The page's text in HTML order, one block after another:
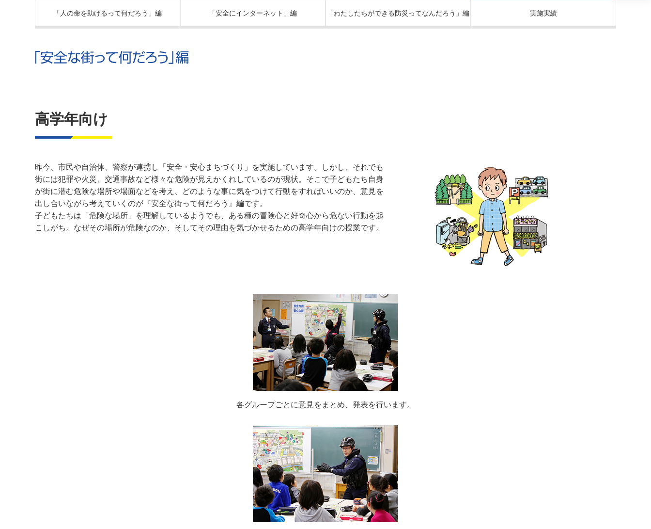
「人の命を助けるって何だろう」編 「安全にインターネット」編 「わたしたちができる防災ってなんだろう」編 実施実績
高学年向け
昨今、市民や自治体、警察が連携し「安全・安心まちづくり」を実施しています。しかし、それでも
街には犯罪や火災、交通事故など様々な危険が見えかくれしているのが現状。そこで子どもたち自身
が街に潜む危険な場所や場面などを考え、どのような事に気をつけて行動をすればいいのか、意見を
出し合いながら考えていくのが『安全な街って何だろう』編です。
子どもたちは「危険な場所」を理解しているようでも、ある種の冒険心と好奇心から危ない行動を起
こしがち。なぜその場所が危険なのか、そしてその理由を気づかせるための高学年向けの授業です。
各グループごとに意見をまとめ、発表を行います。